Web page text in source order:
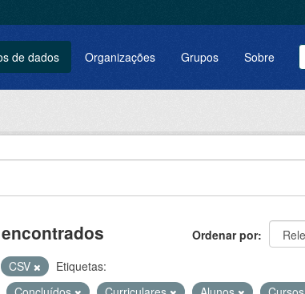
de dados Organizações Grupos Sobre
Ordenar por
CSV
Etiquetas: